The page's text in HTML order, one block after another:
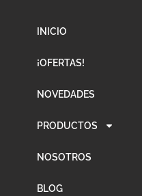
INICIO
¡OFERTAS!
NOVEDADES
PRODUCTOS
NOSOTROS
BLOG